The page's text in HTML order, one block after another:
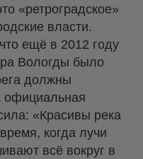
«ретроградское»
власти.
ещё в 2012 году
Вологды было
должны
официальная
«Красивы река
когда лучи
всё вокруг в